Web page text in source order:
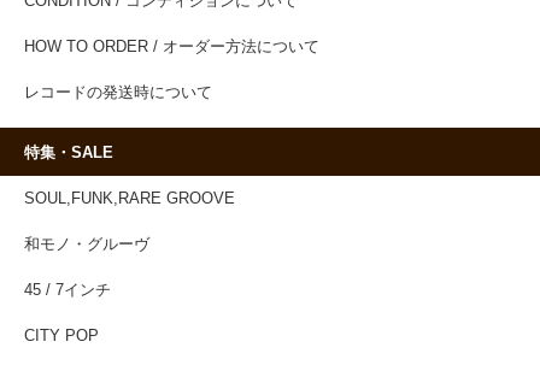
HOW TO ORDER / オーダー方法について
レコードの発送時について
特集・SALE
SOUL,FUNK,RARE GROOVE
和モノ・グルーヴ
45 / 7インチ
CITY POP